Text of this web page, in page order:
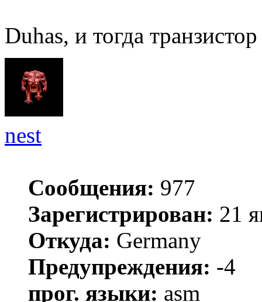
Duhas, и тогда
nest
Сообщения: 977
Зарегистрирован: 21
Откуда: Germany
Предупреждения: -4
прог. языки: asm